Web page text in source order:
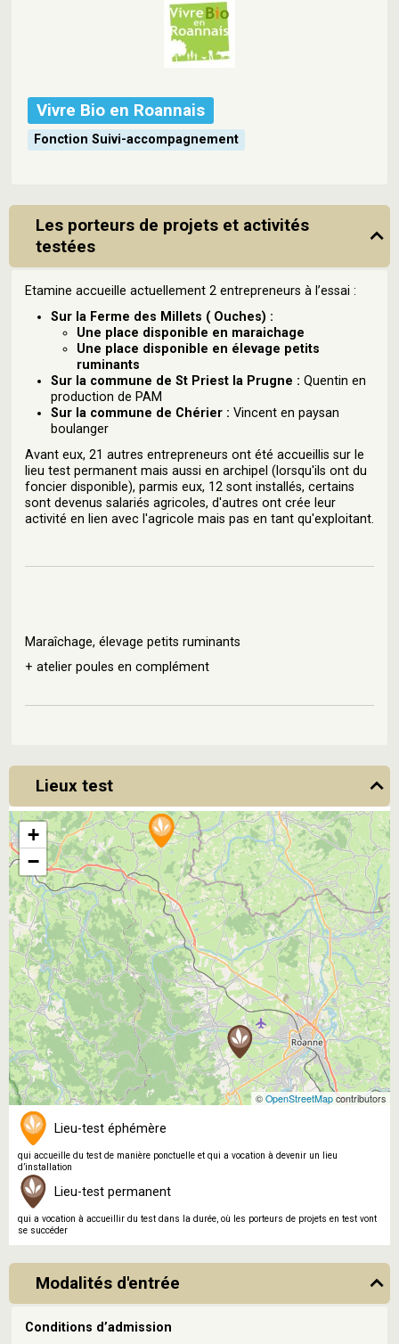
Vivre Bio en Roannais
Fonction Suivi-accompagnement
Les porteurs de projets et activités
testées
Etamine accueille actuellement 2 entrepreneurs à l’essai :
Sur la Ferme des Millets ( Ouches) :
Une place disponible en maraichage
Une place disponible en élevage petits
ruminants
Sur la commune de St Priest la Prugne : Quentin en
production de PAM
Sur la commune de Chérier : Vincent en paysan
boulanger
Avant eux, 21 autres entrepreneurs ont été accueillis sur le
lieu test permanent mais aussi en archipel (lorsqu'ils ont du
foncier disponible), parmis eux, 12 sont installés, certains
sont devenus salariés agricoles, d'autres ont crée leur
activité en lien avec l'agricole mais pas en tant qu'exploitant.
Maraîchage, élevage petits ruminants
+ atelier poules en complément
Lieux test
+
−
© OpenStreetMap contributors
Lieu-test éphémère
qui accueille du test de manière ponctuelle et qui a vocation à devenir un lieu
d’installation
Lieu-test permanent
qui a vocation à accueillir du test dans la durée, où les porteurs de projets en test vont
se succéder
Modalités d'entrée
Conditions d’admission